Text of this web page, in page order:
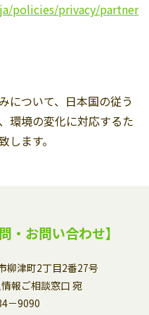
policies/privacy/partner
について、日本国の従う
環境の変化に対応するた
ます。
・お問い合わせ】
津町2丁目2番27号
報ご相談窓口 宛
－9090